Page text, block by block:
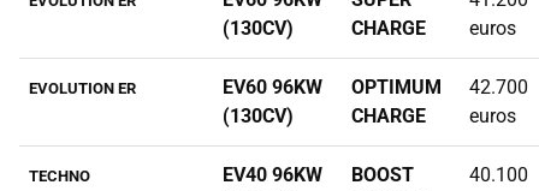
(130CV)
CHARGE
euros
EVOLUTION ER
EV60 96KW
(130CV)
OPTIMUM
CHARGE
42.700
euros
TECHNO
EV40 96KW
BOOST
40.100